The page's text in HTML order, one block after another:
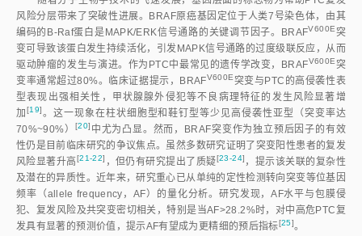
风险分层带来了突破性进展。BRAF原癌基因定位于人类7号染色体，由其
编码的B-Raf蛋白是MAPK/ERK信号通路的关键调节因子。BRAFV600E突
变可导致该蛋白发生持续活化，引发MAPK信号通路的过度级联反应，从而
驱动肿瘤的发生与演进。作为PTC中最常见的遗传学改变，BRAFV600E突
变率通常超过80%。临床证据提示，BRAFV600E突变与PTC的高侵袭性表
型表现出强相关性，甲状腺腺外侵犯等不良病理特征的发生风险显著增
加 [19]。这一现象在柱状细胞型和鞋钉型等少见高侵袭性亚型（突变率达
70%~90%） [20] 中尤为凸显。然而，BRAF突变作为独立预后因子的有效
性仍是目前临床研究的争议焦点。虽然多数研究证明了突变阳性患者的复发
风险显著升高[21-22] ，但仍有研究提出了质疑[23-24] ，提示该关联的复杂性
及潜在的异质性。近年来，研究重心已从单纯的定性检测转向突变等位基因
频率（allele frequency，AF）的量化分析。研究发现，AF水平与包膜侵
犯、复发风险及共突变密切相关，特别是当AF>28.2%时，对中高危PTC复
发具有显著的预测价值，提示AF有望成为更精细的预后指标[25]。